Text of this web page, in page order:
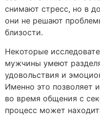
снимают стресс, но в
они не решают
близости.
Некоторые
мужчины умеют
удовольствия и
Именно это позволяет
во время общения с
процесс может